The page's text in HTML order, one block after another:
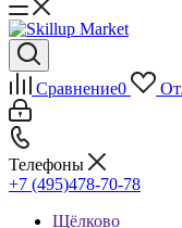
Сравнение0
Телефоны
+7 (495)478-70-78
Щёлково